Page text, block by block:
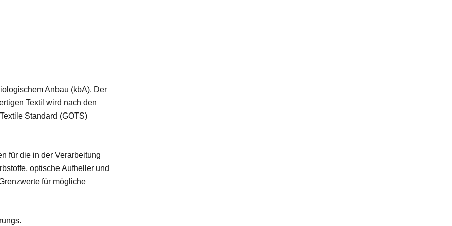
Anbau (kbA). Der
Textil wird nach den
Standard (GOTS)
für die in der Verarbeitung
optische Aufheller und
für mögliche